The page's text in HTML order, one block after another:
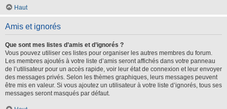
Haut
Amis et ignorés
Que sont mes listes d’amis et d’ignorés ?
Vous pouvez utiliser ces listes pour organiser les autres membres du forum.
Les membres ajoutés à votre liste d’amis seront affichés dans votre panneau
de l’utilisateur pour un accès rapide, voir leur état de connexion et leur envoyer
des messages privés. Selon les thèmes graphiques, leurs messages peuvent
être mis en valeur. Si vous ajoutez un utilisateur à votre liste d’ignorés, tous ses
messages seront masqués par défaut.